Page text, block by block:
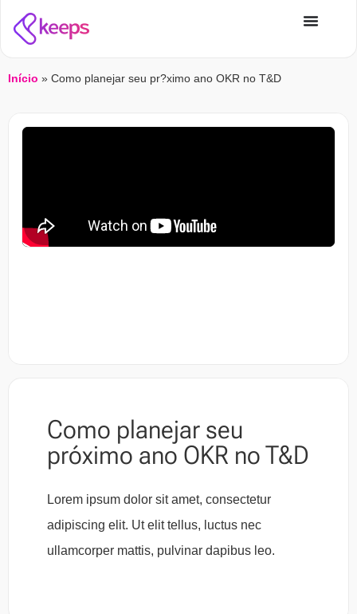
Início » Como planejar seu pr?ximo ano OKR no T&D
Como planejar seu
próximo ano OKR no T&D
Lorem ipsum dolor sit amet, consectetur
adipiscing elit. Ut elit tellus, luctus nec
ullamcorper mattis, pulvinar dapibus leo.